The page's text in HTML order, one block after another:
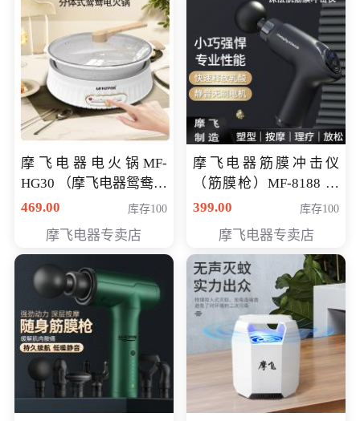
摩飞电器电火锅MF-
HG30 （摩飞电器鸳鸯锅
MF-HG30 ） 会员专享价
469.00 库存100
摩飞电器专卖店
摩飞电器筋膜冲击仪
（筋膜枪）MF-8188 会
员专享价268元
399.00 库存100
摩飞电器专卖店